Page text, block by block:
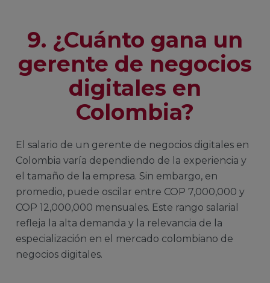
9. ¿Cuánto gana un
gerente de negocios
digitales en
Colombia?
El salario de un gerente de negocios digitales en
Colombia varía dependiendo de la experiencia y
el tamaño de la empresa. Sin embargo, en
promedio, puede oscilar entre COP 7,000,000 y
COP 12,000,000 mensuales. Este rango salarial
refleja la alta demanda y la relevancia de la
especialización en el mercado colombiano de
negocios digitales.